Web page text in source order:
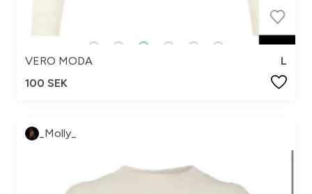
VERO MODA
L
100 SEK
_Molly_